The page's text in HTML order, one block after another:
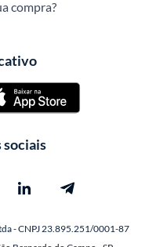
compra?
sociais
- CNPJ 23.895.251/0001-87